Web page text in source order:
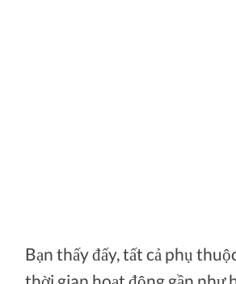
Bạn thấy đấy, tất cả phụ